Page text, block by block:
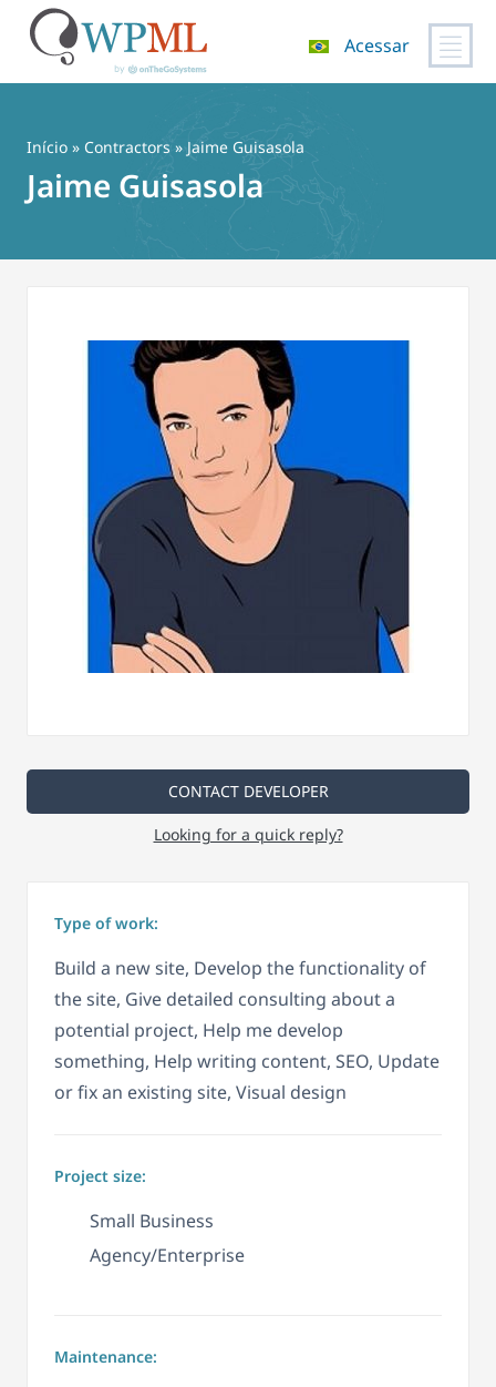
Acessar
Início » Contractors » Jaime Guisasola
Jaime Guisasola
CONTACT DEVELOPER
Looking for a quick reply?
Type of work:
Build a new site, Develop the functionality of
the site, Give detailed consulting about a
potential project, Help me develop
something, Help writing content, SEO, Update
or fix an existing site, Visual design
Project size:
Small Business
Agency/Enterprise
Maintenance: